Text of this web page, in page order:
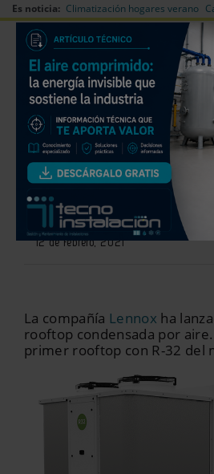
Es noticia: Climatización hogares verano
Redes Sociales Es noticia
e-Baltic: Unidad
condensada por
12 de febrero, 2021
La compañía Lennox ha
rooftop condensada por
primer rooftop con R-32 del